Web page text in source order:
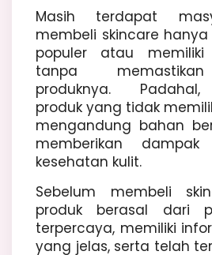
Masih terdapat
membeli skincare
populer atau
tanpa
produknya.
produk yang tidak
mengandung bahan
memberikan
kesehatan kulit.
Sebelum membeli
produk berasal dari
terpercaya, memiliki
yang jelas, serta telah